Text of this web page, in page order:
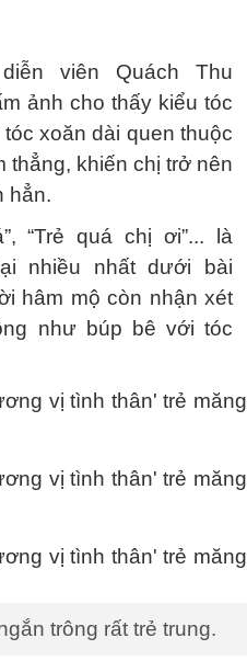
viên Quách Thu
ảnh cho thấy kiểu tóc
xoăn dài quen thuộc
thẳng, khiến chị trở nên
hẳn.
“Trẻ quá chị ơi”... là
nhiều nhất dưới bài
hâm mộ còn nhận xét
như búp bê với tóc
trông rất trẻ trung.